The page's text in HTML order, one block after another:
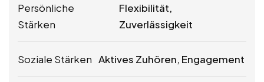
Persönliche
Stärken
Flexibilität,
Zuverlässigkeit
Soziale Stärken Aktives Zuhören, Engagement